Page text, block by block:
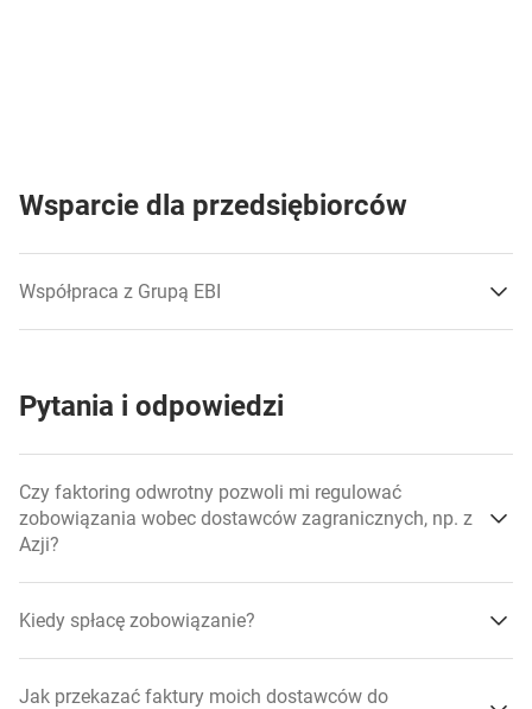
Wsparcie dla przedsiębiorców
Współpraca z Grupą EBI
otrzymali korzystne warunki finansowania
zwiększyli potencjał inwestycyjny
Pytania i odpowiedzi
Czy faktoring odwrotny pozwoli mi regulować
zobowiązania wobec dostawców zagranicznych, np. z
Azji?
Kiedy spłacę zobowiązanie?
Jak przekazać faktury moich dostawców do